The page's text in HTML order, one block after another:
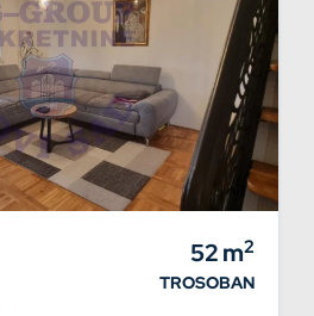
52m2
TROSOBAN